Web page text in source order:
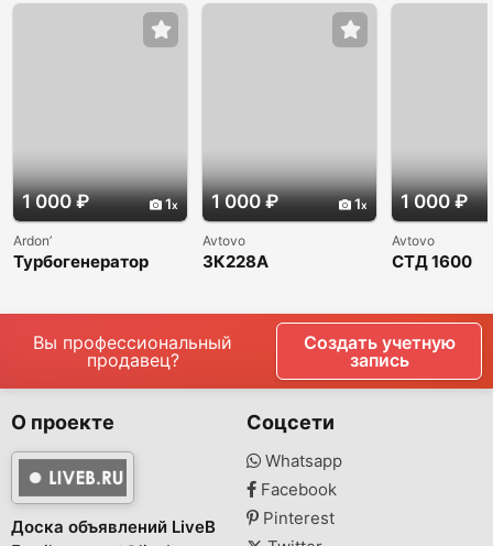
1 000 ₽ 1
Ardon’
Турбогенератор
1 000 ₽ 1
Avtovo
3К228А
1 000 ₽
Avtovo
СТД 1600
Вы профессиональный
продавец?
Создать учетную
запись
О проекте
Доска объявлений LiveB
Соцсети
Whatsapp
Facebook
Pinterest